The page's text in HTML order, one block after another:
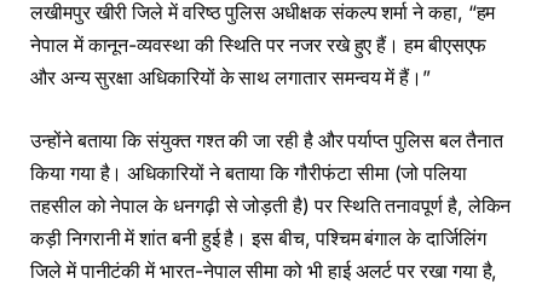
लखीमपुर खीरी जिले में वरिष्ठ पुलिस अधीक्षक संकल्प शर्मा ने कहा, “हम
नेपाल में कानून-व्यवस्था की स्थिति पर नजर रखे हुए हैं। हम बीएसएफ
और अन्य सुरक्षा अधिकारियों के साथ लगातार समन्वय में हैं।”
उन्होंने बताया कि संयुक्त गश्त की जा रही है और पर्याप्त पुलिस बल तैनात
किया गया है। अधिकारियों ने बताया कि गौरीफंटा सीमा (जो पलिया
तहसील को नेपाल के धनगढ़ी से जोड़ती है) पर स्थिति तनावपूर्ण है, लेकिन
कड़ी निगरानी में शांत बनी हुई है। इस बीच, पश्चिम बंगाल के दार्जिलिंग
जिले में पानीटंकी में भारत-नेपाल सीमा को भी हाई अलर्ट पर रखा गया है,